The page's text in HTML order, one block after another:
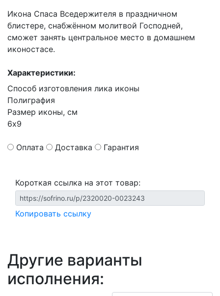
Икона Спаса Вседержителя в праздничном
блистере, снабжённом молитвой Господней,
сможет занять центральное место в домашнем
иконостасе.
Характеристики:
Способ изготовления лика иконы
Полиграфия
Размер иконы, см
6х9
Оплата Доставка Гарантия
Короткая ссылка на этот товар:
Копировать ссылку
Другие варианты
исполнения: